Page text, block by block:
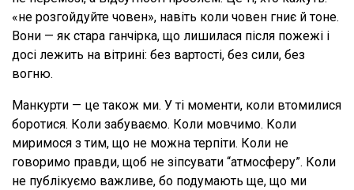
«не розгойдуйте човен», навіть коли човен гниє й тоне.
Вони — як стара ганчірка, що лишилася після пожежі і
досі лежить на вітрині: без вартості, без сили, без
вогню.
Манкурти — це також ми. У ті моменти, коли втомилися
боротися. Коли забуваємо. Коли мовчимо. Коли
миримося з тим, що не можна терпіти. Коли не
говоримо правди, щоб не зіпсувати “атмосферу”. Коли
не публікуємо важливе, бо подумають ще, що ми